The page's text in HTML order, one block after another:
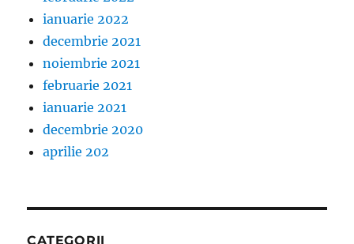
ianuarie 2022
decembrie 2021
noiembrie 2021
februarie 2021
ianuarie 2021
decembrie 2020
aprilie 202
CATEGORII